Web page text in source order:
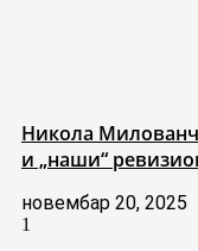
Никола
и „наши“
новембар 20, 2025